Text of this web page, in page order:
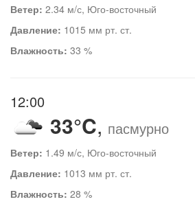
Ветер: 2.34 м/с, Юго-восточный
Давление: 1015 мм рт. ст.
Влажность: 33 %
12:00
33°C, пасмурно
Ветер: 1.49 м/с, Юго-восточный
Давление: 1013 мм рт. ст.
Влажность: 28 %